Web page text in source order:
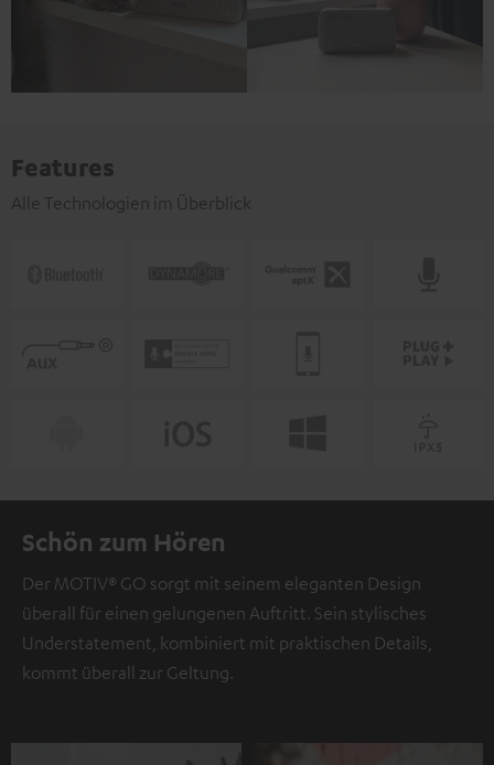
Features
Alle Technologien im Überblick
Schön zum Hören
Der MOTIV® GO sorgt mit seinem eleganten Design
überall für einen gelungenen Auftritt. Sein stylisches
Understatement, kombiniert mit praktischen Details,
kommt überall zur Geltung.